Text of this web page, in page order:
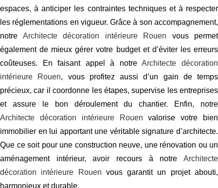
espaces, à anticiper les contraintes techniques et à respecter
les réglementations en vigueur. Grâce à son accompagnement,
notre Architecte décoration intérieure Rouen vous permet
également de mieux gérer votre budget et d’éviter les erreurs
coûteuses. En faisant appel à notreArchitecte décoration
intérieure Rouen, vous profitez aussi d’un gain de temps
précieux, car il coordonne les étapes, supervise les entreprises
et assure le bon déroulement du chantier. Enfin, notre
Architecte décoration intérieure Rouen valorise votre bien
immobilier en lui apportant une véritable signature d’architecte.
Que ce soit pour une construction neuve, une rénovation ou un
aménagement intérieur, avoir recours à notre Architecte
décoration intérieure Rouen vous garantit un projet abouti,
harmonieux et durable.